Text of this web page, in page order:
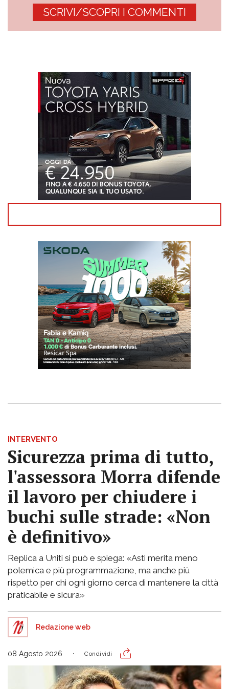
SCRIVI/SCOPRI I COMMENTI
INTERVENTO
Sicurezza prima di tutto,
l'assessora Morra difende
il lavoro per chiudere i
buchi sulle strade: «Non
è definitivo»
Replica a Uniti si può e spiega: «Asti merita meno
polemica e più programmazione, ma anche più
rispetto per chi ogni giorno cerca di mantenere la città
praticabile e sicura»
Redazione web
08 Agosto 2026 Condividi